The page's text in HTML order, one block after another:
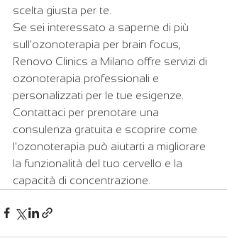
scelta giusta per te.
Se sei interessato a saperne di più
sull'ozonoterapia per brain focus,
Renovo Clinics a Milano offre servizi di
ozonoterapia professionali e
personalizzati per le tue esigenze.
Contattaci per prenotare una
consulenza gratuita e scoprire come
l'ozonoterapia può aiutarti a migliorare
la funzionalità del tuo cervello e la
capacità di concentrazione.